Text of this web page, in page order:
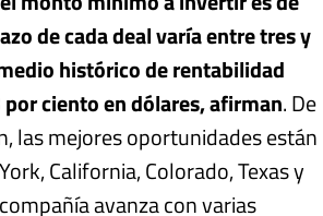
de cada deal varía entre tres y
histórico de rentabilidad
ciento en dólares, afirman. De
las mejores oportunidades están
California, Colorado, Texas y
avanza con varias